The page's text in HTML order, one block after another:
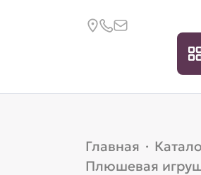
Главная ·
Плюшевая